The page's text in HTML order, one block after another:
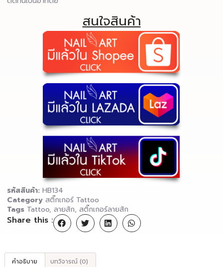
สนใจสินค้า
รหัสสินค้า: HB134
Category สติ๊กเกอร์ Tattoo
Tags Tattoo, ลายสัก, สติ๊กเกอร์ลายสัก
Share this :
คำอธิบาย บทวิจารณ์ (0)